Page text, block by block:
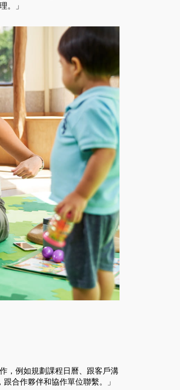
。」
，例如規劃課程日曆、跟客戶溝
合作夥伴和協作單位聯繫。」